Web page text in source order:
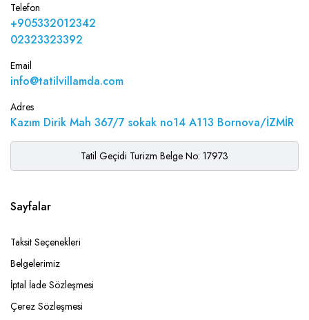
Telefon
+905332012342
02323323392
Email
info@tatilvillamda.com
Adres
Kazım Dirik Mah 367/7 sokak no14 A113 Bornova/İZMİR
Tatil Geçidi Turizm Belge No: 17973
Sayfalar
Taksit Seçenekleri
Belgelerimiz
İptal İade Sözleşmesi
Çerez Sözleşmesi